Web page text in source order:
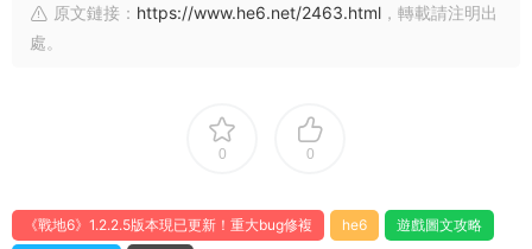
原文鏈接： https://www.he6.net/2463.html ，轉載請注明出
處。
0 0
《戰地6》1.2.2.5版本現已更新！重大bug修複 he6 遊戲圖文攻略